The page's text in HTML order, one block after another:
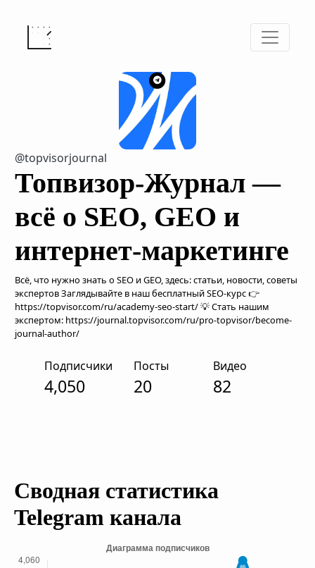
@topvisorjournal
Топвизор-Журнал —
всё о SEO, GEO и
интернет-маркетинге
Всё, что нужно знать о SEO и GEO, здесь: статьи, новости, советы
экспертов Заглядывайте в наш бесплатный SEO-курс 👉
https://topvisor.com/ru/academy-seo-start/ 💡 Стать нашим
экспертом: https://journal.topvisor.com/ru/pro-topvisor/become-
journal-author/
Подписчики
4,050
Посты
20
Видео
82
Сводная статистика
Telegram канала